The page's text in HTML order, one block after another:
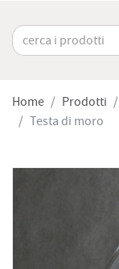
Home Prodotti
Testa di moro